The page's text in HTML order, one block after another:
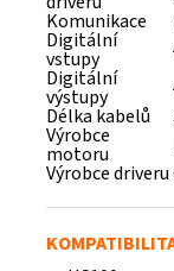
Komunikace
Digitální
vstupy
Digitální
výstupy
Délka kabelů
Výrobce
motoru
Výrobce driveru